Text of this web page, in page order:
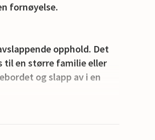
fornøyelse.
opphold. Det
til en større familie eller
og slapp av i en
soling ved bassenget